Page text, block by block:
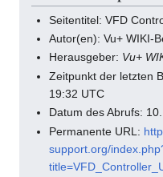
Seitentitel: VFD
Autor(en): Vu+ WIKI-
Herausgeber: Vu+
Zeitpunkt der letzten
19:32 UTC
Datum des Abrufs:
Permanente URL:
support.org/